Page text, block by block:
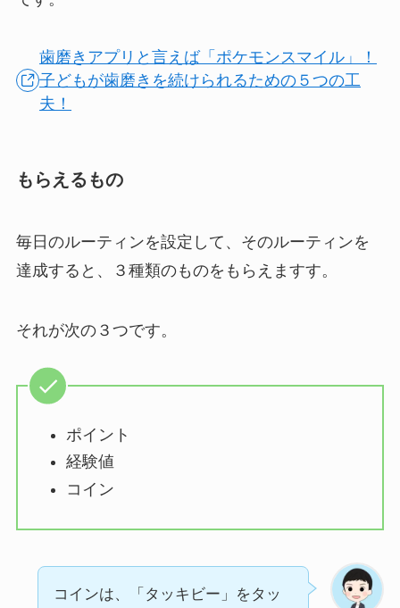
歯磨きアプリと言えば「ポケモンスマイル」！
子どもが歯磨きを続けられるための５つの工
夫！
もらえるもの
毎日のルーティンを設定して、そのルーティンを
達成すると、３種類のものをもらえますす。
それが次の３つです。
ポイント
経験値
コイン
コインは、「タッキビー」をタッ